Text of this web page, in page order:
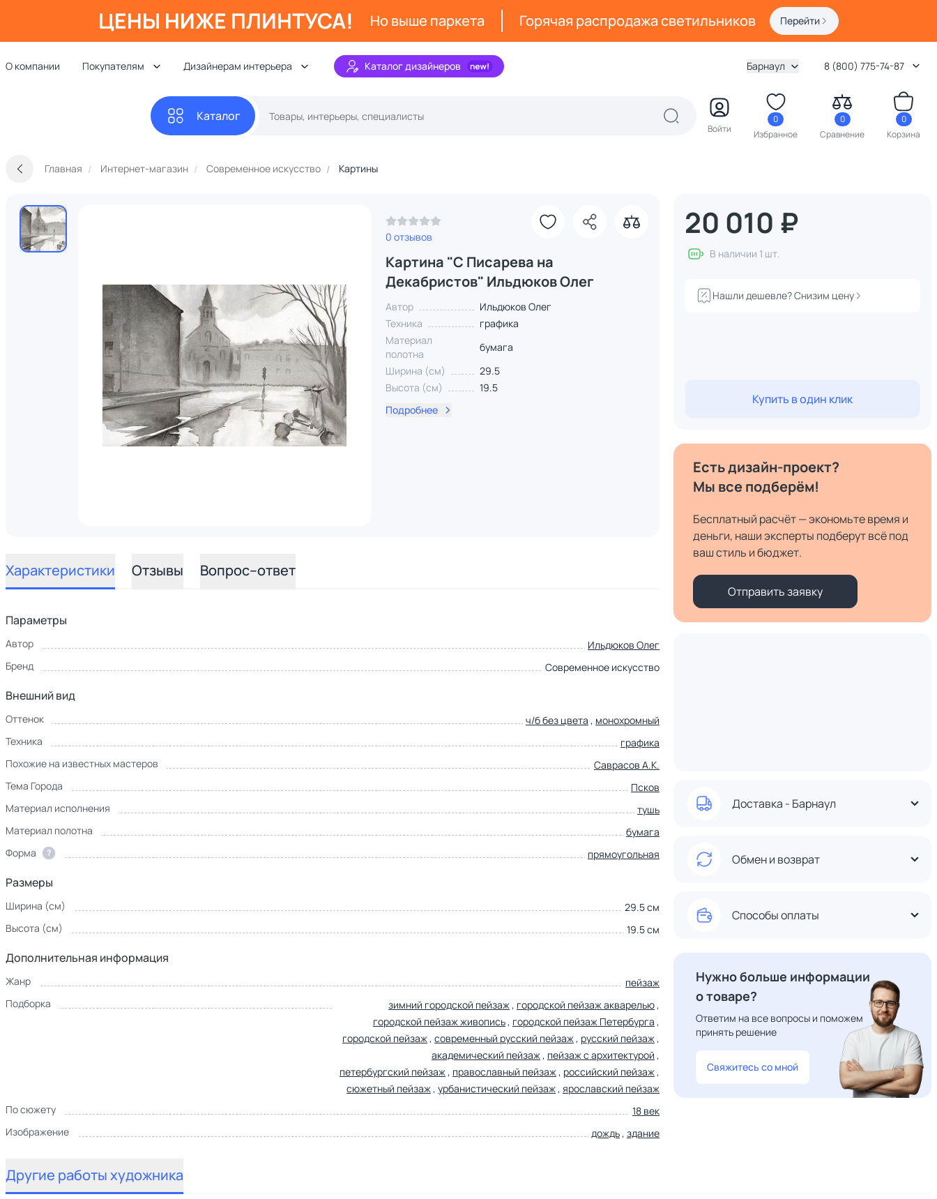
ЦЕНЫ НИЖЕ ПЛИНТУСА! Но выше паркета Горячая распродажа светильников Перейти
О компании Покупателям Дизайнерам интерьера Каталог дизайнеров Барнаул 8 (800) 775-74-87
Каталог
Войти
0
Избранное
0
Сравнение
0
Корзина
Главная Интернет-магазин Современное искусство Картины
0 отзывов
Картина "С Писарева на
Декабристов" Ильдюков Олег
Автор
Ильдюков Олег
Техника
графика
Материал
полотна
бумага
Ширина (см)
29.5
Высота (см)
19.5
Подробнее
Характеристики Отзывы Вопрос–ответ
Параметры
Автор
Ильдюков Олег
Бренд
Современное искусство
Внешний вид
Оттенок ч/б без цвета , монохромный
Техника
графика
Похожие на известных мастеров
Саврасов А.К.
Тема Города
Псков
Материал исполнения
тушь
Материал полотна
бумага
Форма
? прямоугольная
Размеры
Ширина (см)
29.5 см
Высота (см)
19.5 см
Дополнительная информация
Жанр
пейзаж
Подборка
зимний городской пейзаж, городской пейзаж акварелью,
городской пейзаж живопись, городской пейзаж Петербурга ,
городской пейзаж, современный русский пейзаж, русский пейзаж,
академический пейзаж, пейзаж с архитектурой ,
петербургский пейзаж, православный пейзаж, российский пейзаж,
сюжетный пейзаж, урбанистический пейзаж, ярославский пейзаж
По сюжету
18 век
Изображение
дождь, здание
20 010 ₽
В наличии 1 шт.
Нашли дешевле? Снизим цену
Купить в один клик
Есть дизайн-проект?
Мы все подберём!
Бесплатный расчёт — экономьте время и
деньги, наши эксперты подберут всё под
ваш стиль и бюджет.
Отправить заявку
Доставка - Барнаул
Обмен и возврат
Способы оплаты
Нужно больше информации
о товаре?
Ответим на все вопросы и поможем
принять решение
Свяжитесь со мной
Другие работы художника